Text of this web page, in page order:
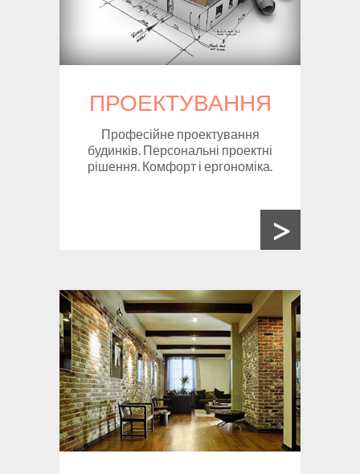
ПРОЕКТУВАННЯ
Професійне проектування
будинків. Персональні проектні
рішення. Комфорт і ергономіка.
>